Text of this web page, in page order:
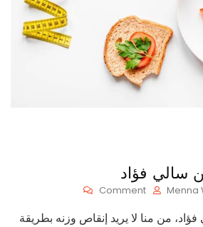
Menna
Comment
On
ال3
سالي فؤاد، من منا لا يريد إنقاص وزنه بطريقة